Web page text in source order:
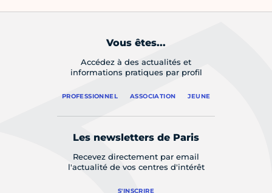
Vous êtes...
Accédez à des actualités et
informations pratiques par profil
PROFESSIONNEL ASSOCIATION JEUNE
Les newsletters de Paris
Recevez directement par email
l'actualité de vos centres d'intérêt
S'INSCRIRE